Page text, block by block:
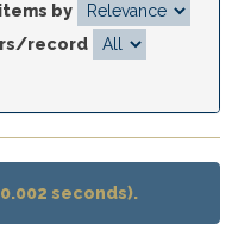
by
record
seconds).